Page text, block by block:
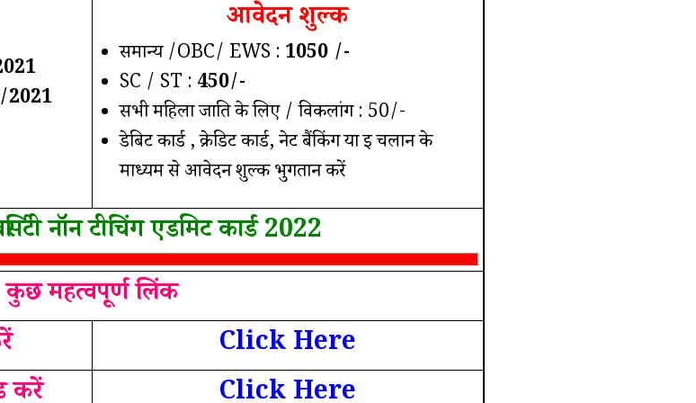
आवेदन शुल्क
समान्य /OBC/ EWS : 1050 /-
SC / ST : 450/-
सभी महिला जाति के लिए / विकलांग : 50/-
डेबिट कार्ड , क्रेडिट कार्ड, नेट बैंकिंग या इ चलान के
माध्यम से आवेदन शुल्क भुगतान करें
नॉन टीचिंग एडमिट कार्ड 2022
कुछ महत्वपूर्ण लिंक
Click Here
करें
Click Here